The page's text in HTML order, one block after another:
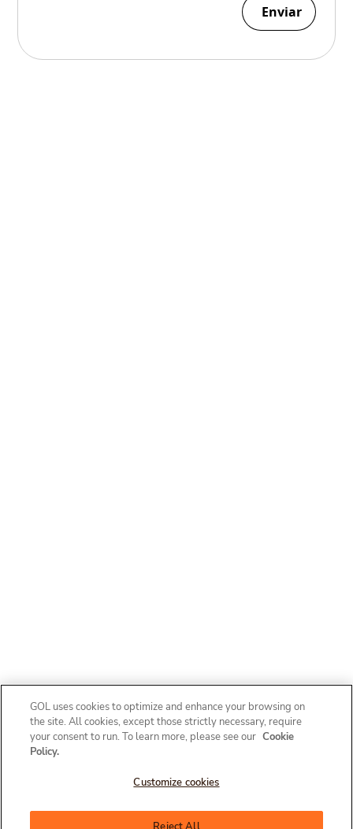
Olá, como posso te ajudar?
Enviar
GOL uses cookies to optimize and enhance your browsing on
the site. All cookies, except those strictly necessary, require
your consent to run. To learn more, please see our Cookie
Policy.
Customize cookies